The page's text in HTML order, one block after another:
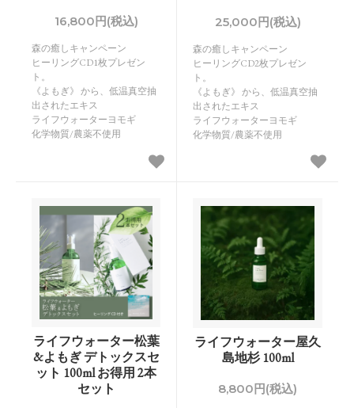
16,800円(税込)
森の癒しキャンペーン
ヒーリングCD1枚プレゼン
ト。
《よもぎ》 から、低温真空抽
出されたエキス
ライフウォーターヨモギ
化学物質/農薬不使用
25,000円(税込)
森の癒しキャンペーン
ヒーリングCD2枚プレゼン
ト。
《よもぎ》 から、低温真空抽
出されたエキス
ライフウォーターヨモギ
化学物質/農薬不使用
ライフウォーター松葉
&よもぎ デトックスセ
ット 100ml お得用 2本
セット
ライフウォーター屋久
島地杉 100ml
8,800円(税込)